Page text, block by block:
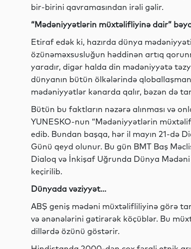
bir-birini qavramasından irəli gəlir.
“Mədəniyyətlərin müxtəlifliyinə dair”
Etiraf edək ki, hazırda dünya
özünəməxsusluğun həddinən artıq
yaradır, digər halda din mədəniyyətə
dünyanın bütün ölkələrində
mədəniyyətlər kənarda qalır, bəzən də
Bütün bu faktların nəzərə alınması və
YUNESKO-nun “Mədəniyyətlərin
edib. Bundan başqa, hər il mayın 21-də
Günü qeyd olunur. Bu gün BMT Baş
Dialoq və İnkişaf Uğrunda Dünya
keçirilib.
Dünyada vəziyyət...
ABŞ geniş mədəni müxtəlifliliyinə görə
və ənənələrini gətirərək köçüblər. Bu
dillərdə özünü göstərir.